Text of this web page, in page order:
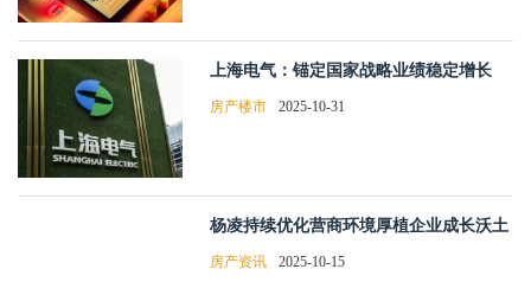
上海电气：锚定国家战略业绩稳定增长
房产楼市 2025-10-31
杨凌持续优化营商环境厚植企业成长沃土
房产资讯 2025-10-15